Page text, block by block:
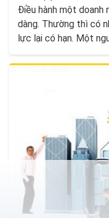
Điều hành một doanh
dàng. Thường thì có
lực lại có hạn. Một